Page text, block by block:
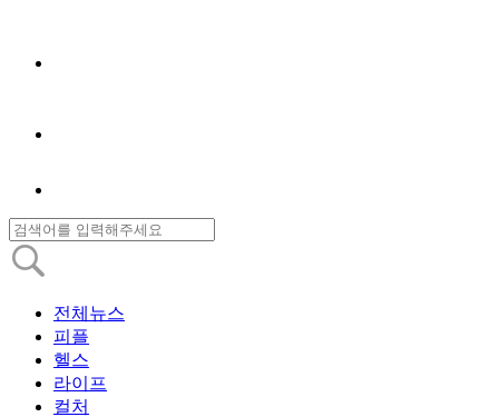
전체뉴스
피플
헬스
라이프
컬처